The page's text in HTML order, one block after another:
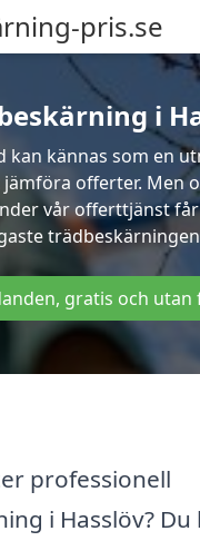
pris.se
i
kan kännas som en
offerter. Men
vår offerttjänst
gratis och
professionell
i Hasslöv?